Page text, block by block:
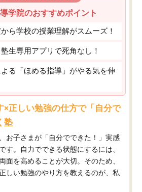
学院のおすすめポイント
から学校の授業理解がスムーズ！
生専用アプリで死角なし！
る「ほめる指導」がやる気を伸
×正しい勉強の仕方で「自分で
塾
お子さまが「自分でできた！」実感
す。自力でできる状態にするには、
面を高めることが大切。そのため、
しい勉強のやり方を教えるのが、私